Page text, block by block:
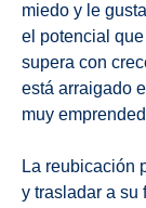
miedo y le
el potencial
supera con
está arraigado
muy
La reubicación
y trasladar a su